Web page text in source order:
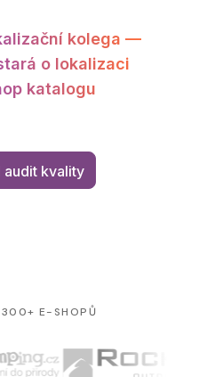
kolega —
o lokalizaci
katalogu
audit kvality
300+ E-SHOPŮ